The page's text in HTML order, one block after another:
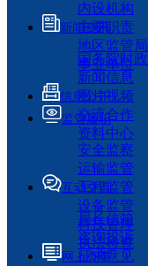
内设机构
主要职责
地区监管局
事业单位
新闻资讯
国务院时
新闻信息
图片视频
交流合作
资料中心
信息公开
监管履职
安全监察
运输监管
工程监管
设备监管
科技管理
执法检查
互动交流
局长信箱
咨询投诉
征求意见
网上办事